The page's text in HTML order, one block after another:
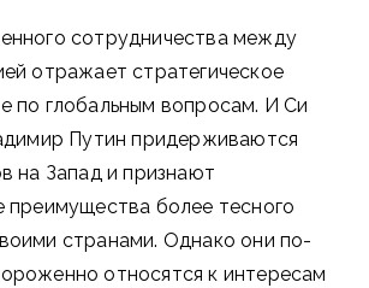
сотрудничества между
отражает стратегическое
по глобальным вопросам. И Си
Путин придерживаются
на Запад и признают
преимущества более тесного
странами. Однако они по-
относятся к интересам